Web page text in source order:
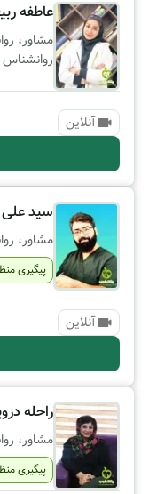
عاطفه
مشاور،
آنلاین
سید
مشاور،
پیگیری
آنلاین
راحله
مشاور،
پیگیری